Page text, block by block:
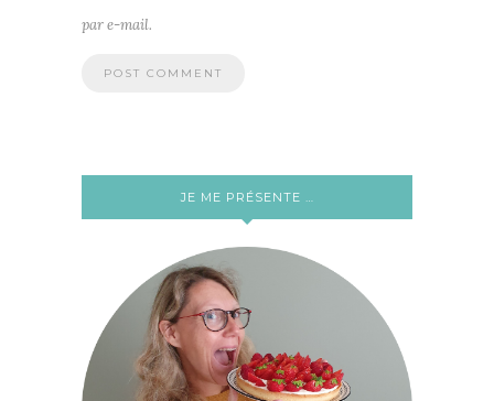
par e-mail.
JE ME PRÉSENTE …